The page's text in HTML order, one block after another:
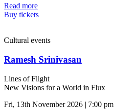
Read more
Buy tickets
Cultural events
Ramesh Srinivasan
Lines of Flight
New Visions for a World in Flux
Fri, 13th November 2026 | 7:00 pm